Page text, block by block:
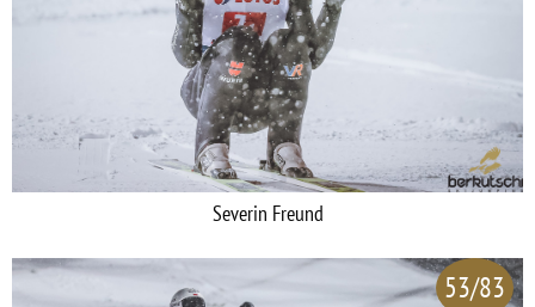
Severin Freund
53/83